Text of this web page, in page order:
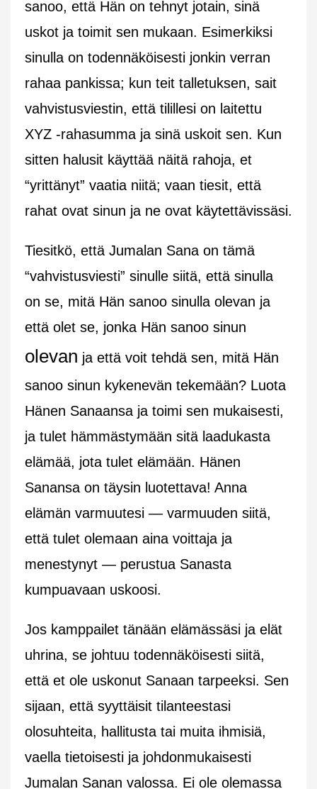
sanoo, että Hän on tehnyt jotain, sinä
uskot ja toimit sen mukaan. Esimerkiksi
sinulla on todennäköisesti jonkin verran
rahaa pankissa; kun teit talletuksen, sait
vahvistusviestin, että tilillesi on laitettu
XYZ -rahasumma ja sinä uskoit sen. Kun
sitten halusit käyttää näitä rahoja, et
“yrittänyt” vaatia niitä; vaan tiesit, että
rahat ovat sinun ja ne ovat käytettävissäsi.
Tiesitkö, että Jumalan Sana on tämä
“vahvistusviesti” sinulle siitä, että sinulla
on se, mitä Hän sanoo sinulla olevan ja
että olet se, jonka Hän sanoo sinun
olevan ja että voit tehdä sen, mitä Hän
sanoo sinun kykenevän tekemään? Luota
Hänen Sanaansa ja toimi sen mukaisesti,
ja tulet hämmästymään sitä laadukasta
elämää, jota tulet elämään. Hänen
Sanansa on täysin luotettava! Anna
elämän varmuutesi — varmuuden siitä,
että tulet olemaan aina voittaja ja
menestynyt — perustua Sanasta
kumpuavaan uskoosi.
Jos kamppailet tänään elämässäsi ja elät
uhrina, se johtuu todennäköisesti siitä,
että et ole uskonut Sanaan tarpeeksi. Sen
sijaan, että syyttäisit tilanteestasi
olosuhteita, hallitusta tai muita ihmisiä,
vaella tietoisesti ja johdonmukaisesti
Jumalan Sanan valossa. Ei ole olemassa